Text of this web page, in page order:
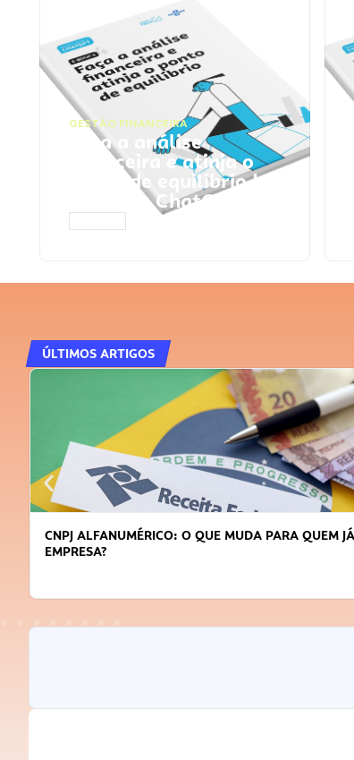
GESTÃO FINANCEIRA
Faça a análise
financeira e atinja o
ponto de equilíbrio |
Prompts ChatGPT
ÚLTIMOS ARTIGOS
DICAS PARA OBTER CRÉDITO